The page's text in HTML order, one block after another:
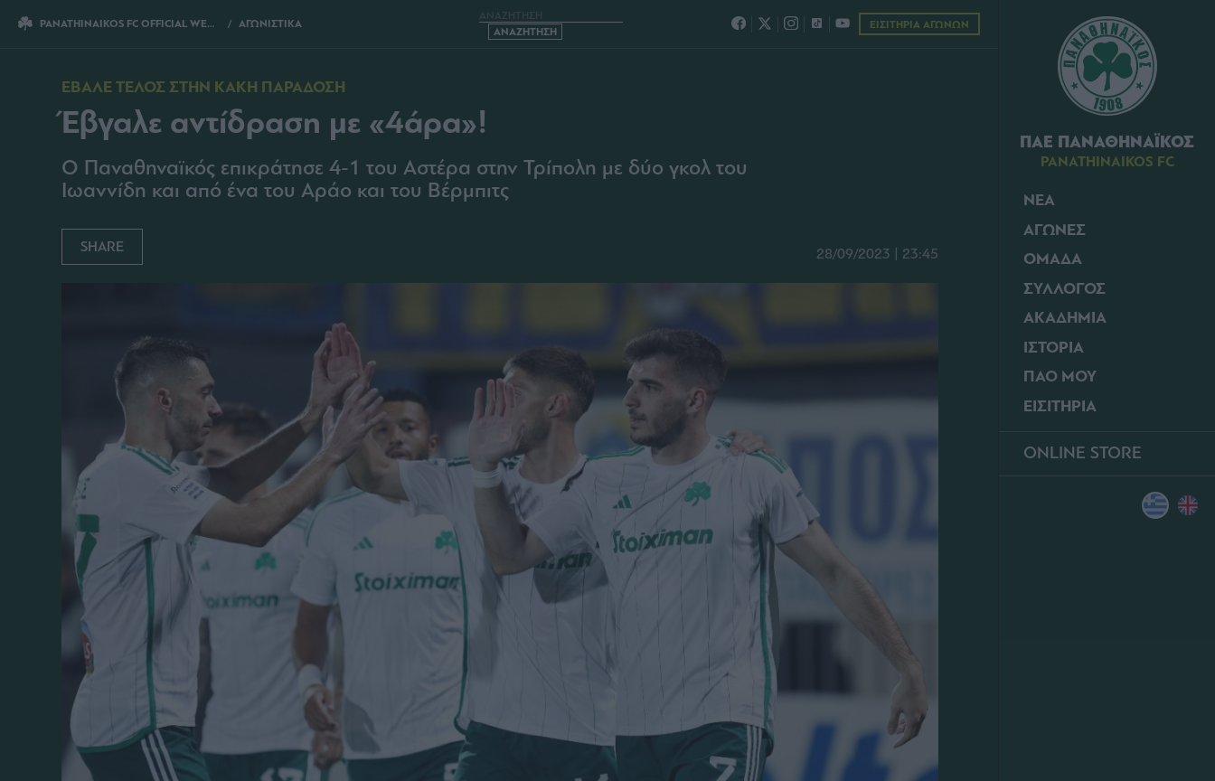
ΠΑΕ ΠΑΝΑΘΗΝΑΪΚΟΣ
PANATHINAIKOS FC
ΝΕΑ
ΑΓΩΝΕΣ
ΟΜΑΔΑ
ΣΥΛΛΟΓΟΣ
ΑΚΑΔΗΜΙΑ
ΙΣΤΟΡΙΑ
ΠΑΟ ΜΟΥ
ΕΙΣΙΤΗΡΙΑ
ONLINE STORE
PANATHINAIKOS FC OFFICIAL WEBSITE ΑΓΩΝΙΣΤΙΚΑ ΕΒΓΑΛΕ ΑΝΤΙΔΡΑΣΗ ΜΕ «4ΑΡΑ»! ΕΙΣΙΤΗΡΙΑ ΑΓΩΝΩΝ
ΕΒΑΛΕ ΤΕΛΟΣ ΣΤΗΝ ΚΑΚΗ ΠΑΡΑΔΟΣΗ
Έβγαλε αντίδραση με «4άρα»!
Ο Παναθηναϊκός επικράτησε 4-1 του Αστέρα στην Τρίπολη με δύο γκολ του
Ιωαννίδη και από ένα του Αράο και του Βέρμπιτς
SHARE 28/09/2023 | 23:45